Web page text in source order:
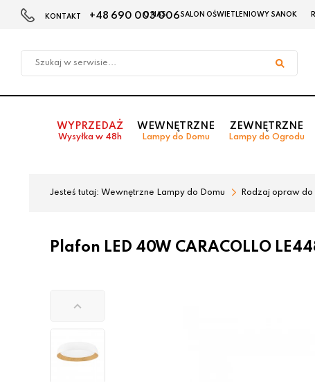
w
KONTAKT +48 690 003 006
O NAS SALON OŚWIETLENIOWY SANOK
WYPRZEDAŻ
Wysyłka w 48h
WEWNĘTRZNE
Lampy do Domu
ZEWNĘTRZNE
Lampy do Ogrodu
Jesteś tutaj: Wewnętrzne Lampy do Domu Rodzaj opraw do
Plafon LED 40W CARACOLLO